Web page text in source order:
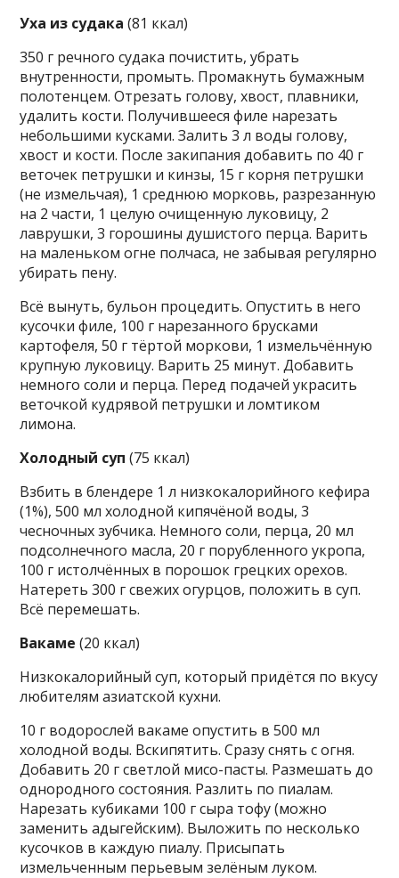
Уха из судака (81 ккал)
350 г речного судака почистить, убрать
внутренности, промыть. Промакнуть бумажным
полотенцем. Отрезать голову, хвост, плавники,
удалить кости. Получившееся филе нарезать
небольшими кусками. Залить 3 л воды голову,
хвост и кости. После закипания добавить по 40 г
веточек петрушки и кинзы, 15 г корня петрушки
(не измельчая), 1 среднюю морковь, разрезанную
на 2 части, 1 целую очищенную луковицу, 2
лаврушки, 3 горошины душистого перца. Варить
на маленьком огне полчаса, не забывая регулярно
убирать пену.
Всё вынуть, бульон процедить. Опустить в него
кусочки филе, 100 г нарезанного брусками
картофеля, 50 г тёртой моркови, 1 измельчённую
крупную луковицу. Варить 25 минут. Добавить
немного соли и перца. Перед подачей украсить
веточкой кудрявой петрушки и ломтиком
лимона.
Холодный суп (75 ккал)
Взбить в блендере 1 л низкокалорийного кефира
(1%), 500 мл холодной кипячёной воды, 3
чесночных зубчика. Немного соли, перца, 20 мл
подсолнечного масла, 20 г порубленного укропа,
100 г истолчённых в порошок грецких орехов.
Натереть 300 г свежих огурцов, положить в суп.
Всё перемешать.
Вакаме (20 ккал)
Низкокалорийный суп, который придётся по вкусу
любителям азиатской кухни.
10 г водорослей вакаме опустить в 500 мл
холодной воды. Вскипятить. Сразу снять с огня.
Добавить 20 г светлой мисо-пасты. Размешать до
однородного состояния. Разлить по пиалам.
Нарезать кубиками 100 г сыра тофу (можно
заменить адыгейским). Выложить по несколько
кусочков в каждую пиалу. Присыпать
измельченным перьевым зелёным луком.